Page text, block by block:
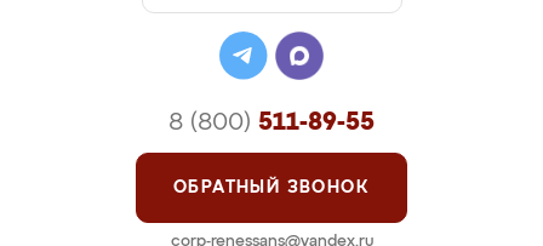
8 (800) 511-89-55
ОБРАТНЫЙ ЗВОНОК
corp-renessans@yandex.ru